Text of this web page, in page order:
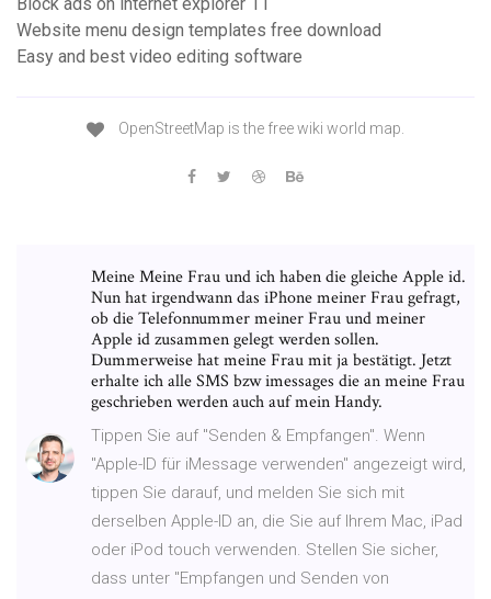
Block ads on internet explorer 11
Website menu design templates free download
Easy and best video editing software
OpenStreetMap is the free wiki world map.
Meine Meine Frau und ich haben die gleiche Apple id.
Nun hat irgendwann das iPhone meiner Frau gefragt,
ob die Telefonnummer meiner Frau und meiner
Apple id zusammen gelegt werden sollen.
Dummerweise hat meine Frau mit ja bestätigt. Jetzt
erhalte ich alle SMS bzw imessages die an meine Frau
geschrieben werden auch auf mein Handy.
Tippen Sie auf "Senden & Empfangen". Wenn
"Apple-ID für iMessage verwenden" angezeigt wird,
tippen Sie darauf, und melden Sie sich mit
derselben Apple-ID an, die Sie auf Ihrem Mac, iPad
oder iPod touch verwenden. Stellen Sie sicher,
dass unter "Empfangen und Senden von